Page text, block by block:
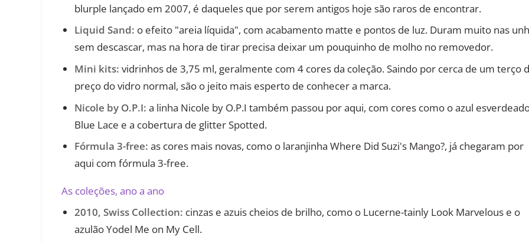
blurple lançado em 2007, é daqueles que por serem antigos hoje são raros de encontrar.
Liquid Sand: o efeito "areia líquida", com acabamento matte e pontos de luz. Duram muito nas
sem descascar, mas na hora de tirar precisa deixar um pouquinho de molho no removedor.
Mini kits: vidrinhos de 3,75 ml, geralmente com 4 cores da coleção. Saindo por cerca de um terço
preço do vidro normal, são o jeito mais esperto de conhecer a marca.
Nicole by O.P.I: a linha Nicole by O.P.I também passou por aqui, com cores como o azul
Blue Lace e a cobertura de glitter Spotted.
Fórmula 3-free: as cores mais novas, como o laranjinha Where Did Suzi's Mango?, já chegaram por
aqui com fórmula 3-free.
As coleções, ano a ano
2010, Swiss Collection: cinzas e azuis cheios de brilho, como o Lucerne-tainly Look Marvelous e o
azulão Yodel Me on My Cell.